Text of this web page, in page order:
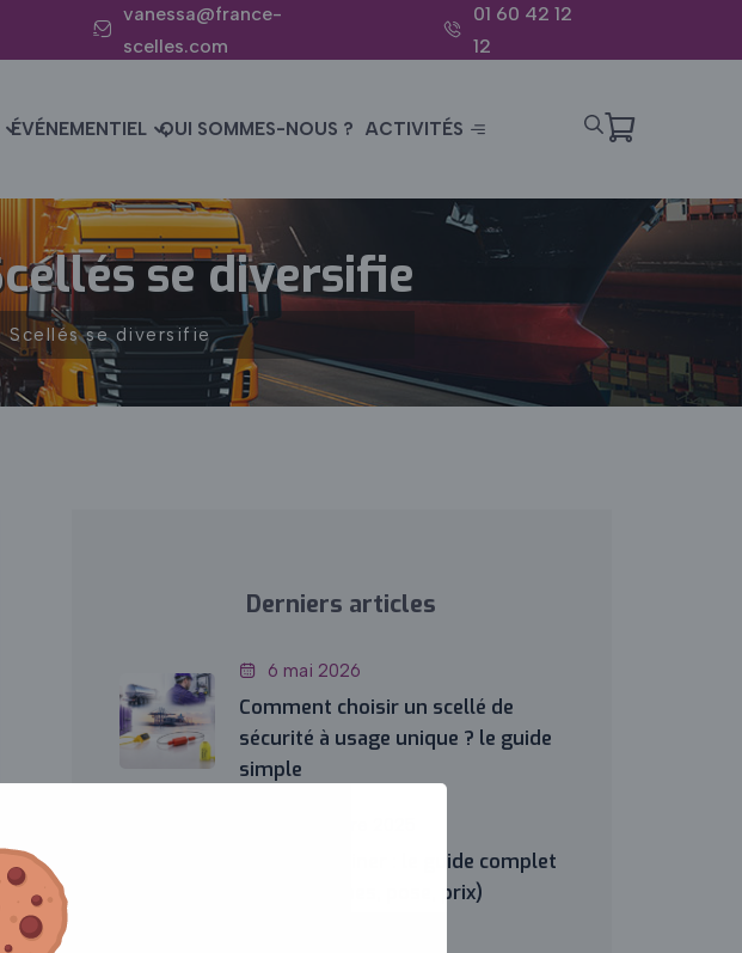
vanessa@france-
scelles.com
01 60 42 12
12
ÉVÉNEMENTIEL QUI SOMMES-NOUS ? ACTIVITÉS
se diversifie
Scellés se diversifie
Derniers articles
6 mai 2026
Comment choisir un scellé de
sécurité à usage unique ? le guide
simple
Scellé container : le guide complet
(choix, normes, pose, prix)